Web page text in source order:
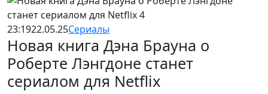
23:1922.05.25Сериалы
Новая книга Дэна Брауна о
Роберте Лэнгдоне станет
сериалом для Netflix